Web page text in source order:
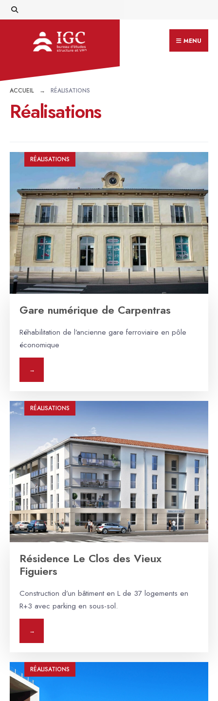
MENU
ACCUEIL RÉALISATIONS
Réalisations
RÉALISATIONS
Gare numérique de Carpentras
Réhabilitation de l’ancienne gare ferroviaire en pôle
économique
→
RÉALISATIONS
Résidence Le Clos des Vieux
Figuiers
Construction d’un bâtiment en L de 37 logements en
R+3 avec parking en sous-sol.
→
RÉALISATIONS